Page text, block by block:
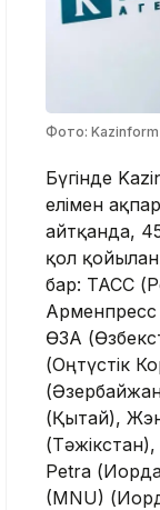
Фото: Kazinform
Бүгінде
елімен
айтқанда,
қол
бар: ТАСС
Арменпресс
ӨЗА
(Оңтүстік
(Қытай),
Petra
(MNU)